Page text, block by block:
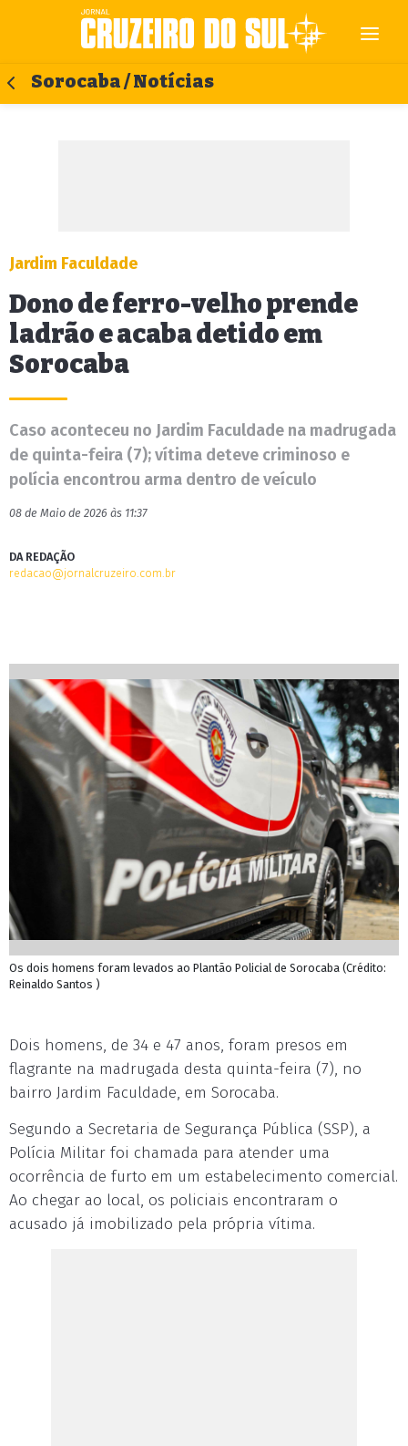
Sorocaba / Notícias
Jardim Faculdade
Dono de ferro-velho prende
ladrão e acaba detido em
Sorocaba
Caso aconteceu no Jardim Faculdade na madrugada
de quinta-feira (7); vítima deteve criminoso e
polícia encontrou arma dentro de veículo
08 de Maio de 2026 às 11:37
DA REDAÇÃO
redacao@jornalcruzeiro.com.br
Os dois homens foram levados ao Plantão Policial de Sorocaba (Crédito:
Reinaldo Santos )
Dois homens, de 34 e 47 anos, foram presos em
flagrante na madrugada desta quinta-feira (7), no
bairro Jardim Faculdade, em Sorocaba.
Segundo a Secretaria de Segurança Pública (SSP), a
Polícia Militar foi chamada para atender uma
ocorrência de furto em um estabelecimento comercial.
Ao chegar ao local, os policiais encontraram o
acusado já imobilizado pela própria vítima.